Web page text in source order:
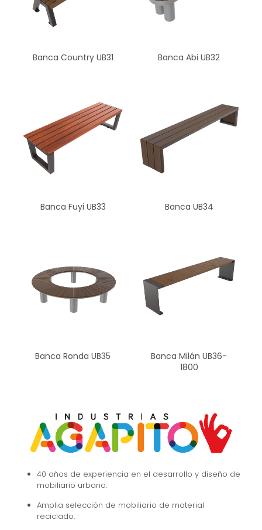
Banca Country UB31 Banca Abi UB32
Banca Fuyi UB33 Banca UB34
Banca Ronda UB35
Banca Milán UB36-
1800
40 años de experiencia en el desarrollo y diseño de
mobiliario urbano.
Amplia selección de mobiliario de material
reciclado.